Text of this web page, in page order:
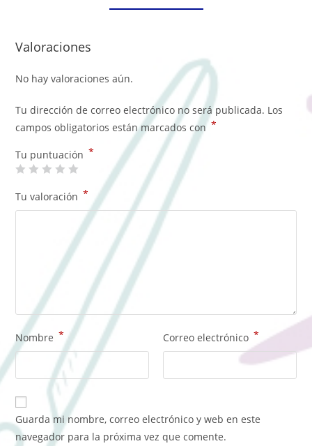
Valoraciones
No hay valoraciones aún.
Tu dirección de correo electrónico no será publicada. Los
campos obligatorios están marcados con *
Tu puntuación *
Tu valoración *
Nombre * Correo electrónico *
Guarda mi nombre, correo electrónico y web en este
navegador para la próxima vez que comente.